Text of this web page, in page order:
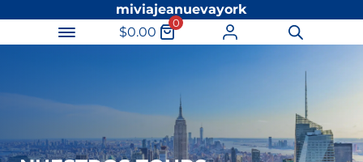
miviajeanuevayork
$0.00
0
Búsqueda